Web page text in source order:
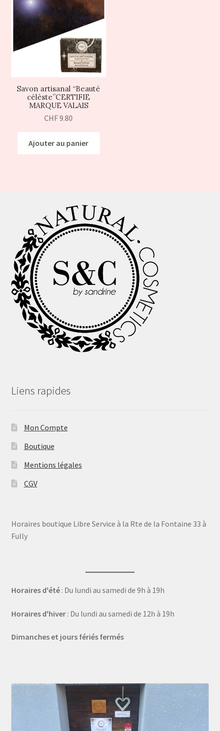
Savon artisanal “Beauté
célèste”CERTIFIE
MARQUE VALAIS
CHF9.80
Ajouter au panier
Liens rapides
Mon Compte
Boutique
Mentions légales
CGV
Horaires boutique Libre Service à la Rte de la Fontaine 33 à
Fully
Horaires d'été: Du lundi au samedi de 9h à 19h
Horaires d'hiver: Du lundi au samedi de 12h à 19h
Dimanches et jours fériés fermés